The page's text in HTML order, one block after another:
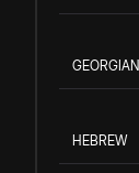
GEORGIAN
HEBREW